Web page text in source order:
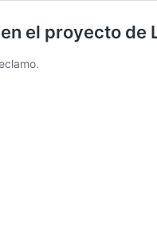
el proyecto de